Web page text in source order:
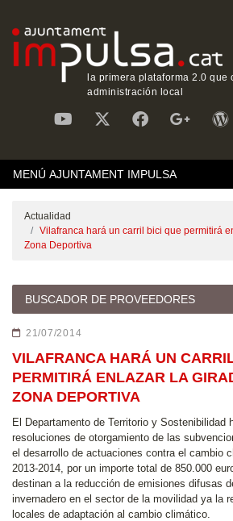
la primera plataforma 2.0 que
administración local
MENÚ AJUNTAMENT IMPULSA
Actualidad
Vilafranca hará un carril bici que permitirá
Zona Deportiva
BUSCADOR DE PROVEEDORES
21/07/2014
VILAFRANCA HARÁ UN
PERMITIRÁ ENLAZAR LA
ZONA DEPORTIVA
El Departamento de Territorio y Sostenibilidad
resoluciones de otorgamiento de las
el desarrollo de actuaciones contra el cambio
2013-2014, por un importe total de 850.000
destinan a la reducción de emisiones difusas
invernadero en el sector de la movilidad ya la
locales de adaptación al cambio climático.